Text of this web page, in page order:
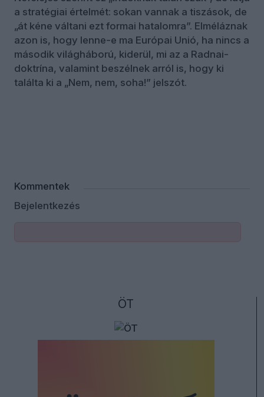
a stratégiai értelmét: sokan vannak a tiszások, de
„át kéne váltani ezt formai hatalomra”. Elméláznak
azon is, hogy lenne-e ma Európai Unió, ha nincs a
második világháború, kiderül, mi az a Radnai-
doktrína, valamint beszélnek arról is, hogy ki
találta ki a „Nem, nem, soha!” jelszót.
Kommentek
Bejelentkezés
ÖT